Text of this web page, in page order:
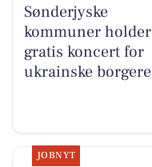
Sønderjyske
kommuner holder
gratis koncert for
ukrainske borgere
JOBNYT